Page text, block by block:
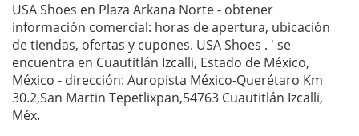
USA Shoes en Plaza Arkana Norte - obtener
información comercial: horas de apertura, ubicación
de tiendas, ofertas y cupones. USA Shoes . ' se
encuentra en Cuautitlán Izcalli, Estado de México,
México - dirección: Auropista México-Querétaro Km
30.2,San Martin Tepetlixpan,54763 Cuautitlán Izcalli,
Méx.